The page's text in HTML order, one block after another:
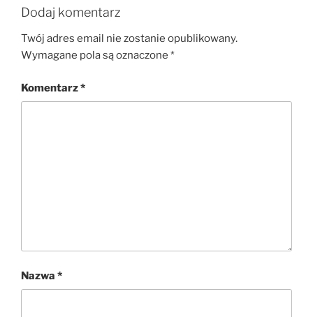
Dodaj komentarz
Twój adres email nie zostanie opublikowany.
Wymagane pola są oznaczone *
Komentarz*
Nazwa *